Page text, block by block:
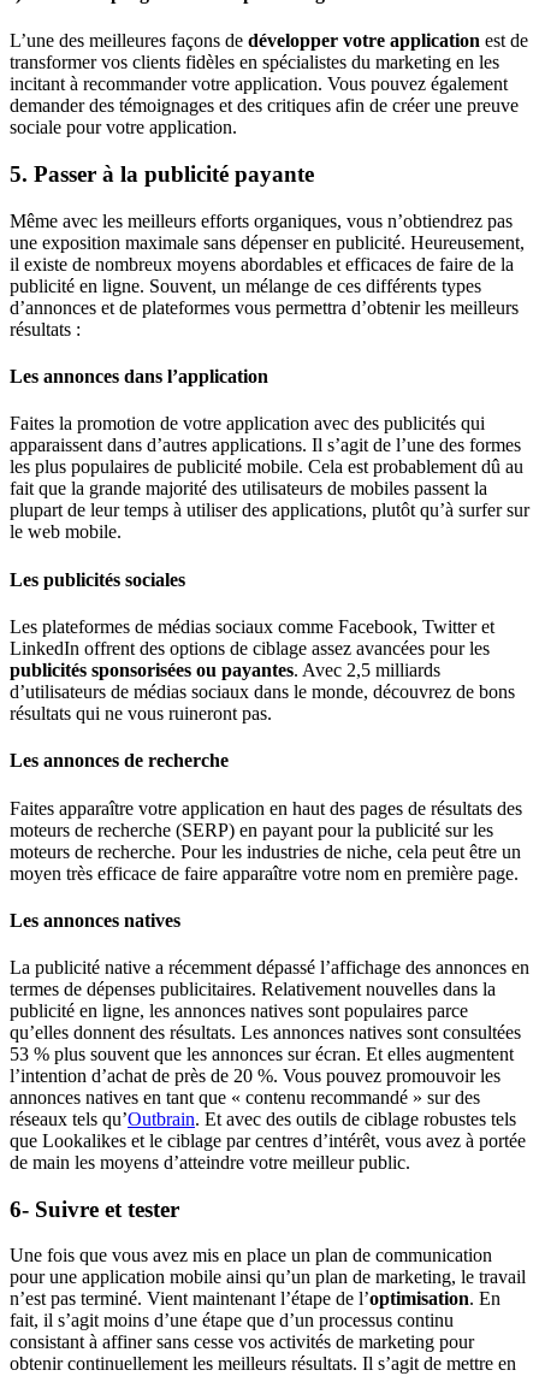
L’une des meilleures façons de développer votre application est de
transformer vos clients fidèles en spécialistes du marketing en les
incitant à recommander votre application. Vous pouvez également
demander des témoignages et des critiques afin de créer une preuve
sociale pour votre application.
5. Passer à la publicité payante
Même avec les meilleurs efforts organiques, vous n’obtiendrez pas
une exposition maximale sans dépenser en publicité. Heureusement,
il existe de nombreux moyens abordables et efficaces de faire de la
publicité en ligne. Souvent, un mélange de ces différents types
d’annonces et de plateformes vous permettra d’obtenir les meilleurs
résultats :
Les annonces dans l’application
Faites la promotion de votre application avec des publicités qui
apparaissent dans d’autres applications. Il s’agit de l’une des formes
les plus populaires de publicité mobile. Cela est probablement dû au
fait que la grande majorité des utilisateurs de mobiles passent la
plupart de leur temps à utiliser des applications, plutôt qu’à surfer sur
le web mobile.
Les publicités sociales
Les plateformes de médias sociaux comme Facebook, Twitter et
LinkedIn offrent des options de ciblage assez avancées pour les
publicités sponsorisées ou payantes. Avec 2,5 milliards
d’utilisateurs de médias sociaux dans le monde, découvrez de bons
résultats qui ne vous ruineront pas.
Les annonces de recherche
Faites apparaître votre application en haut des pages de résultats des
moteurs de recherche (SERP) en payant pour la publicité sur les
moteurs de recherche. Pour les industries de niche, cela peut être un
moyen très efficace de faire apparaître votre nom en première page.
Les annonces natives
La publicité native a récemment dépassé l’affichage des annonces en
termes de dépenses publicitaires. Relativement nouvelles dans la
publicité en ligne, les annonces natives sont populaires parce
qu’elles donnent des résultats. Les annonces natives sont consultées
53 % plus souvent que les annonces sur écran. Et elles augmentent
l’intention d’achat de près de 20 %. Vous pouvez promouvoir les
annonces natives en tant que « contenu recommandé » sur des
réseaux tels qu’Outbrain. Et avec des outils de ciblage robustes tels
que Lookalikes et le ciblage par centres d’intérêt, vous avez à portée
de main les moyens d’atteindre votre meilleur public.
6- Suivre et tester
Une fois que vous avez mis en place un plan de communication
pour une application mobile ainsi qu’un plan de marketing, le travail
n’est pas terminé. Vient maintenant l’étape de l’optimisation. En
fait, il s’agit moins d’une étape que d’un processus continu
consistant à affiner sans cesse vos activités de marketing pour
obtenir continuellement les meilleurs résultats. Il s’agit de mettre en